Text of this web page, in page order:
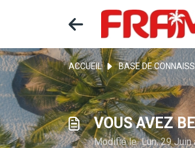
ACCUEIL BASE DE
VOUS AVEZ
Modifié le Lun, 29 Juin